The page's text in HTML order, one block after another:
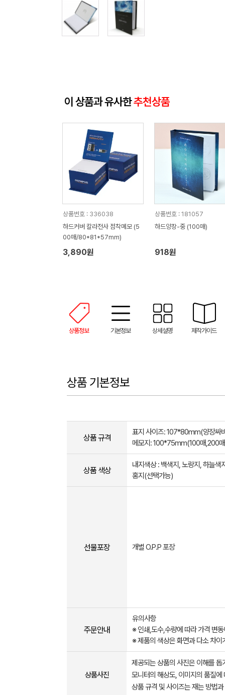
이 상품과 유사한추천상품
상품번호 : 336038
하드커버 칼라전사 점착메모 (5
00매/80*81*57mm)
3,890원
상품번호 : 181057
하드양장-중 (100매)
918원
상품정보 기본정보 상세설명 제작가이드
상품 기본정보
상품 규격
표지 사이즈: 107*80mm(양장싸
메모지: 100*75mm(100매,200
상품 색상
내지색상 : 백색지, 노랑지, 하늘색
홍지(선택가능)
선물포장 개별 O.P.P 포장
주문안내
유의사항
※ 인쇄,도수,수량에 따라 가격 변
※ 제품의 색상은 화면과 다소 차이
상품사진
제공되는 상품의 사진은 이해를
모니터의 해상도, 이미지의 품질
상품 규격 및 사이즈는 재는 방법